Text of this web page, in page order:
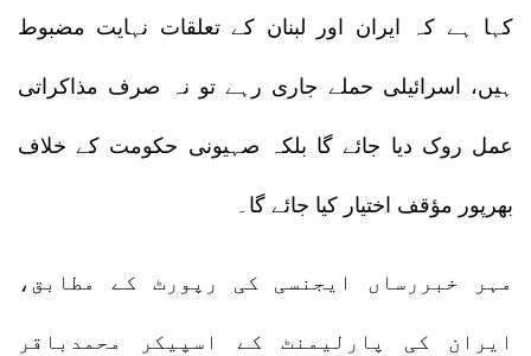
کہا ہے کہ ایران اور لبنان کے تعلقات نہایت مضبوط
ہیں، اسرائیلی حملے جاری رہے تو نہ صرف مذاکراتی
عمل روک دیا جائے گا بلکہ صہیونی حکومت کے خلاف
بھرپور مؤقف اختیار کیا جائے گا۔
مہر خبررساں ایجنسی کی رپورٹ کے مطابق،
ایران کی پارلیمنٹ کے اسپیکر محمدباقر